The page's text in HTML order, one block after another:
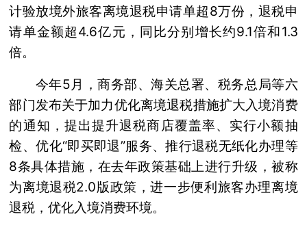
计验放境外旅客离境退税申请单超8万份，退税申
请单金额超4.6亿元，同比分别增长约9.1倍和1.3
倍。
今年5月，商务部、海关总署、税务总局等六
部门发布关于加力优化离境退税措施扩大入境消费
的通知，提出提升退税商店覆盖率、实行小额抽
检、优化“即买即退”服务、推行退税无纸化办理等
8条具体措施，在去年政策基础上进行升级，被称
为离境退税2.0版政策，进一步便利旅客办理离境
退税，优化入境消费环境。